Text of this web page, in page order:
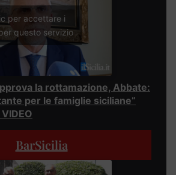
per accettare i
questo servizio
la rottamazione, Abbate:
per le famiglie siciliane”
BarSicilia